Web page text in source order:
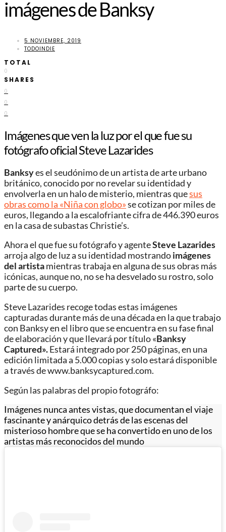
imágenes de Banksy
5 NOVIEMBRE, 2019
TODOINDIE
TOTAL
0
SHARES
0
0
0
Imágenes que ven la luz por el que fue su
fotógrafo oficial Steve Lazarides
Banksyes el seudónimo de un artista de arte urbano
británico, conocido por no revelar su identidad y
envolverla en un halo de misterio, mientras quesus
obras como la «Niña con globo»se cotizan por miles de
euros, llegando a la escalofriante cifra de 446.390 euros
en la casa de subastas Christie’s.
Ahora el que fue su fotógrafo y agenteSteve Lazarides
arroja algo de luz a su identidad mostrandoimágenes
del artistamientras trabaja en alguna de sus obras más
icónicas, aunque no, no se ha desvelado su rostro, solo
parte de su cuerpo.
Steve Lazarides recoge todas estas imágenes
capturadas durante más de una década en la que trabajo
con Banksy en el libro que se encuentra en su fase final
de elaboración y que llevará por título «Banksy
Captured».Estará integrado por 250 páginas, en una
edición limitada a 5.000 copias y solo estará disponible
a través de www.banksycaptured.com.
Según las palabras del propio fotográfo:
Imágenes nunca antes vistas, que documentan el viaje
fascinante y anárquico detrás de las escenas del
misterioso hombre que se ha convertido en uno de los
artistas más reconocidos del mundo